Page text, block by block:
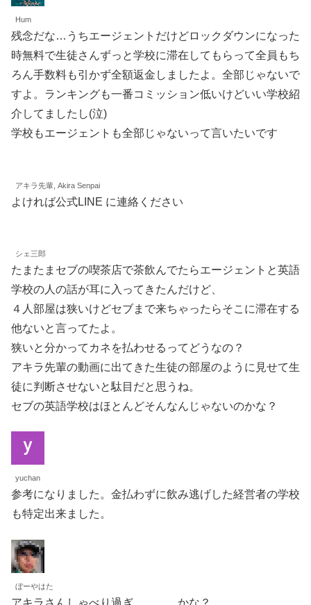
Hum
残念だな…うちエージェントだけどロックダウンになった
時無料で生徒さんずっと学校に滞在してもらって全員もち
ろん手数料も引かず全額返金しましたよ。全部じゃないで
すよ。ランキングも一番コミッション低いけどいい学校紹
介してましたし(泣)
学校もエージェントも全部じゃないって言いたいです
アキラ先輩, Akira Senpai
よければ公式LINE に連絡ください
シェ三郎
たまたまセブの喫茶店で茶飲んでたらエージェントと英語
学校の人の話が耳に入ってきたんだけど、
４人部屋は狭いけどセブまで来ちゃったらそこに滞在する
他ないと言ってたよ。
狭いと分かってカネを払わせるってどうなの？
アキラ先輩の動画に出てきた生徒の部屋のように見せて生
徒に判断させないと駄目だと思うね。
セブの英語学校はほとんどそんなんじゃないのかな？
yuchan
参考になりました。金払わずに飲み逃げした経営者の学校
も特定出来ました。
ぼーやはた
アキラさんしゃべり過ぎ。。。。かな？